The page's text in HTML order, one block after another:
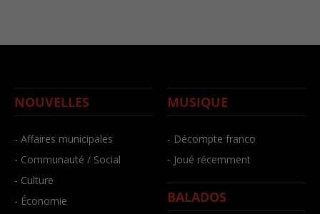
NOUVELLES
- Affaires municipales
- Communauté / Social
- Culture
- Économie
MUSIQUE
- Décompte franco
- Joué récemment
BALADOS